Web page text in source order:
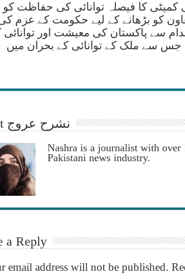
کمیٹی کا فیصلہ توانائی کی حفاظت کو
کو بڑھانے کے لیے حکومت کے عزم
سے پاکستان کی معیشت اور توانائی
سے ملک کے توانائی کے بحران میں
About نشرح عروج
Nashra is a journalist with over
Pakistani news industry.
a Reply
email address will not be published.